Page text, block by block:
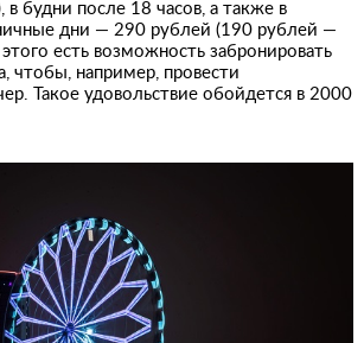
будни после 18 часов, а также в
дни — 290 рублей (190 рублей —
есть возможность забронировать
чтобы, например, провести
Такое удовольствие обойдется в 2000